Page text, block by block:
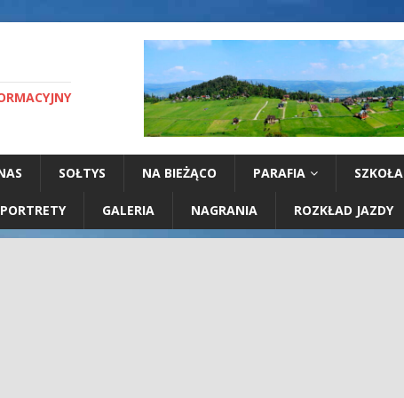
SOŁTYS NA BIEŻĄCO PARAFIA SZKOŁA
PORTRETY GALERIA NAGRANIA ROZKŁAD JAZDY